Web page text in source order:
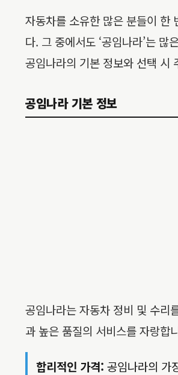
자동차를 소유한 많은 분들이 한
다. 그 중에서도 ‘공임나라’는
공임나라의 기본 정보와 선택 시
공임나라 기본 정보
공임나라는 자동차 정비 및 수리
과 높은 품질의 서비스를 자랑합
합리적인 가격: 공임나라의 가